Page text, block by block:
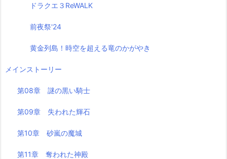
ドラクエ３ReWALK
前夜祭'24
黄金列島！時空を超える竜のかがやき
メインストーリー
第08章 謎の黒い騎士
第09章 失われた輝石
第10章 砂嵐の魔城
第11章 奪われた神殿